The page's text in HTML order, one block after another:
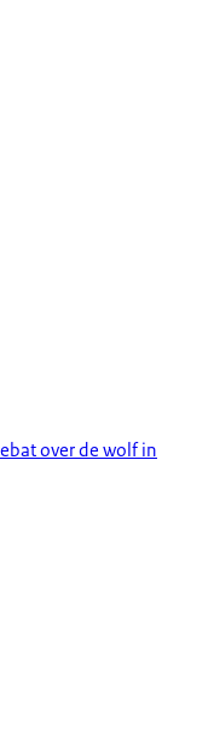
over de wolf in